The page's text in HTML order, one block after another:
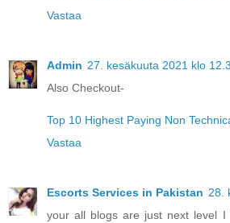
Vastaa
Admin 27. kesäkuuta 2021 klo
Also Checkout-
Top 10 Highest Paying Non
Vastaa
Escorts Services in Pakistan 28.
your all blogs are just next level